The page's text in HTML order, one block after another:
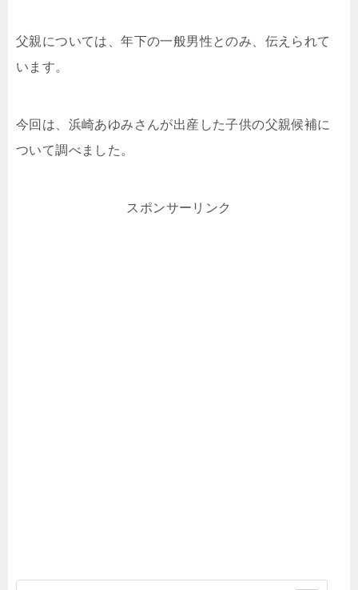
父親については、年下の一般男性とのみ、伝えられて
います。
今回は、浜崎あゆみさんが出産した子供の父親候補に
ついて調べました。
スポンサーリンク